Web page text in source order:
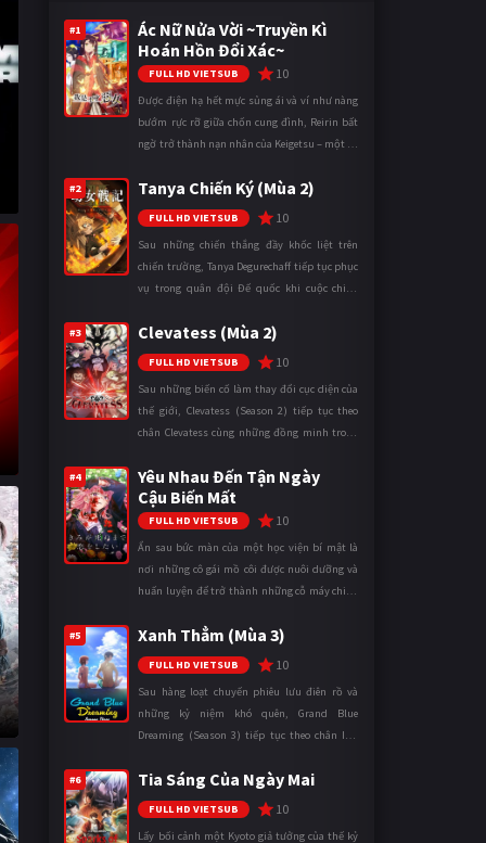
#1
Ác Nữ Nửa Vời ~Truyền Kì
Hoán Hồn Đổi Xác~
FULL HD VIETSUB 10
Được điện hạ hết mực sủng ái và ví như nàng
bướm rực rỡ giữa chốn cung đình, Reirin bất
ngờ trở thành nạn nhân của Keigetsu – một kẻ
thuật để hoán đổi th ...
#2 Tanya Chiến Ký (Mùa 2)
FULL HD VIETSUB 10
Sau những chiến thắng đầy khốc liệt trên
chiến trường, Tanya Degurechaff tiếp tục phục
vụ trong quân đội Đế quốc khi cuộc chiến
mặt trận. Dù sở hữu tài năn ...
#3 Clevatess (Mùa 2)
FULL HD VIETSUB 10
Sau những biến cố làm thay đổi cục diện của
thế giới, Clevatess (Season 2) tiếp tục theo
chân Clevatess cùng những đồng minh trong
loại đến bờ vực diệ ...
#4
Yêu Nhau Đến Tận Ngày
Cậu Biến Mất
FULL HD VIETSUB 10
Ẩn sau bức màn của một học viện bí mật là
nơi những cô gái mồ côi được nuôi dưỡng và
huấn luyện để trở thành những cỗ máy chiến
được xem là điều hiển nh ...
#5 Xanh Thẳm (Mùa 3)
FULL HD VIETSUB 10
Sau hàng loạt chuyến phiêu lưu điên rồ và
những kỷ niệm khó quên, Grand Blue
Dreaming (Season 3) tiếp tục theo chân Iori
trong những ngày tháng đại học đ ...
#6 Tia Sáng Của Ngày Mai
FULL HD VIETSUB 10
Lấy bối cảnh một Kyoto giả tưởng của thế kỷ